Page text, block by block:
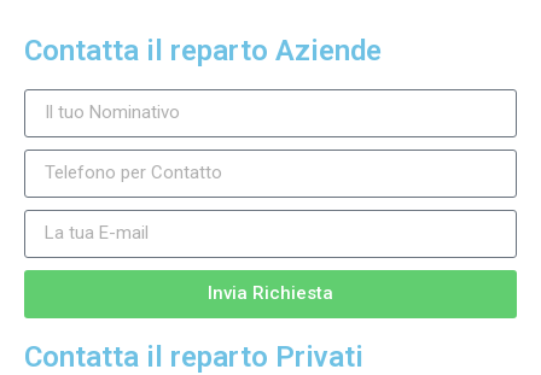
Contatta il reparto Aziende
Invia Richiesta
Contatta il reparto Privati